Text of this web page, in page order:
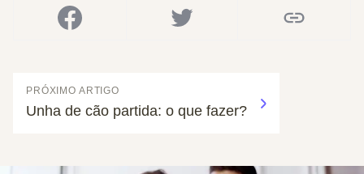
PRÓXIMO ARTIGO
Unha de cão partida: o que fazer?